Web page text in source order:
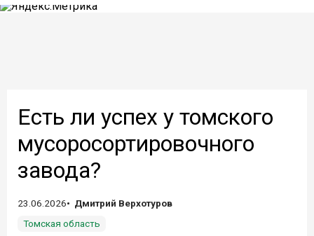
Есть ли успех у томского
мусоросортировочного
завода?
23.06.2026
Дмитрий Верхотуров
Томская область